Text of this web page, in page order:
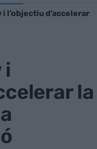
l’objectiu d’accelerar
i
la